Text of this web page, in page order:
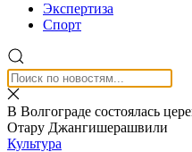
Экспертиза
Спорт
В Волгограде состоялась
Отару Джангишерашвили
Культура